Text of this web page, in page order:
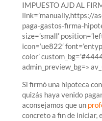
IMPUESTO AJD AL
link=’manually,https://
paga-gastos-firma-
size=’small’
icon=’ue822′
color’
admin_preview_bg=»
Si firmó una hipoteca
quizás haya venido
aconsejamos que un
concreto a fin de iniciar,